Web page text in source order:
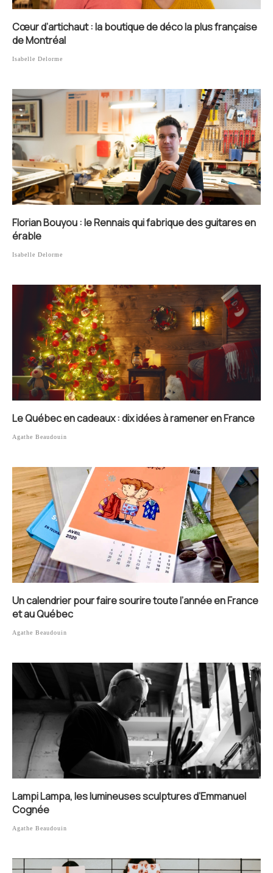
Cœur d’artichaut : la boutique de déco la plus française
de Montréal
Isabelle Delorme
Florian Bouyou : le Rennais qui fabrique des guitares en
érable
Isabelle Delorme
Le Québec en cadeaux : dix idées à ramener en France
Agathe Beaudouin
Un calendrier pour faire sourire toute l’année en France
et au Québec
Agathe Beaudouin
Lampi Lampa, les lumineuses sculptures d’Emmanuel
Cognée
Agathe Beaudouin